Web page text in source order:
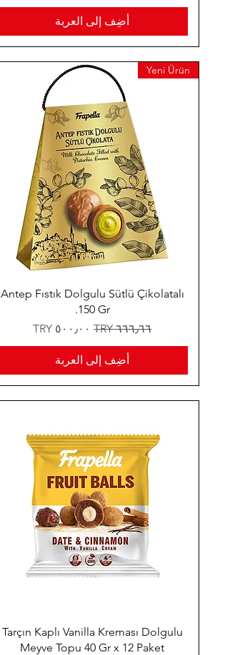
أضِف إلى العربة
Yeni Ürün
Antep Fıstık Dolgulu Sütlü Çikolatalı
150 Gr.
سعر عادي‏٦٦٦٫٦٦ TRY سعر البيع
أضِف إلى العربة
Tarçın Kaplı Vanilla Kreması Dolgulu
Meyve Topu 40 Gr x 12 Paket